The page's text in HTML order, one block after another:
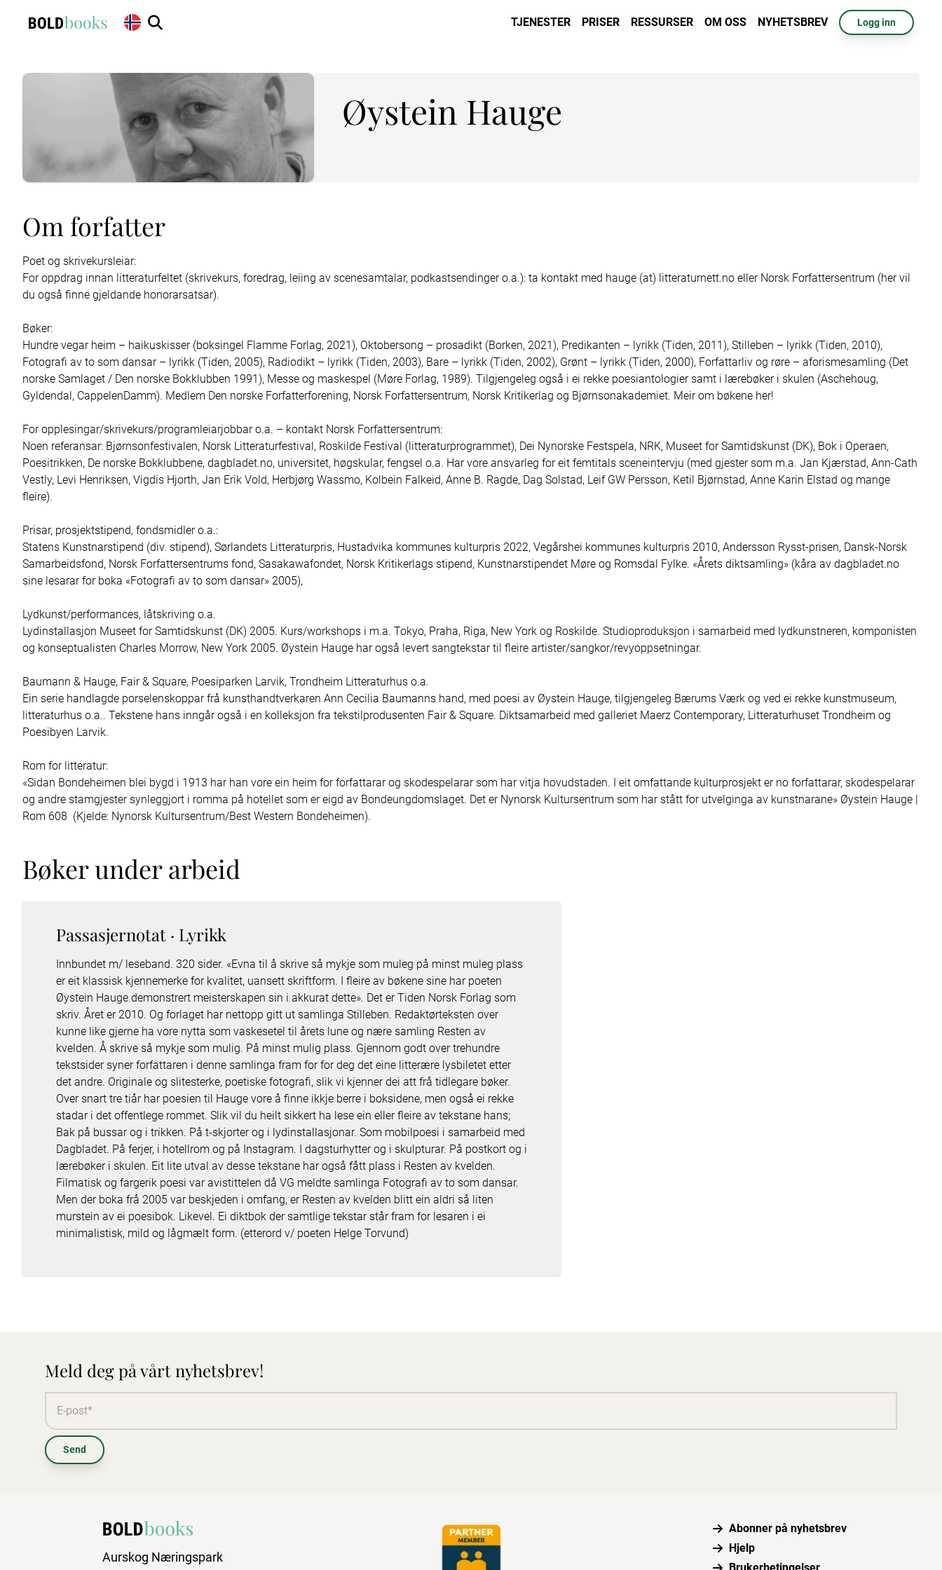
TJENESTER PRISER RESSURSER OM OSS NYHETSBREV Logg inn
Øystein Hauge
Om forfatter
Poet og skrivekursleiar:
For oppdrag innan litteraturfeltet (skrivekurs, foredrag, leiing av scenesamtalar, podkastsendinger o.a.): ta kontakt med hauge (at) litteraturnett.no eller Norsk Forfattersentrum (her vil
du også finne gjeldande honorarsatsar).
Bøker:
Hundre vegar heim – haikuskisser (boksingel Flamme Forlag, 2021), Oktobersong – prosadikt (Borken, 2021), Predikanten – lyrikk (Tiden, 2011), Stilleben – lyrikk (Tiden, 2010),
Fotografi av to som dansar – lyrikk (Tiden, 2005), Radiodikt – lyrikk (Tiden, 2003), Bare – lyrikk (Tiden, 2002), Grønt – lyrikk (Tiden, 2000), Forfattarliv og røre – aforismesamling (Det
norske Samlaget / Den norske Bokklubben 1991), Messe og maskespel (Møre Forlag, 1989). Tilgjengeleg også i ei rekke poesiantologier samt i lærebøker i skulen (Aschehoug,
Gyldendal, CappelenDamm). Medlem Den norske Forfatterforening, Norsk Forfattersentrum, Norsk Kritikerlag og Bjørnsonakademiet. Meir om bøkene her!
For opplesingar/skrivekurs/programleiarjobbar o.a. – kontakt Norsk Forfattersentrum:
Noen referansar: Bjørnsonfestivalen, Norsk Litteraturfestival, Roskilde Festival (litteraturprogrammet), Dei Nynorske Festspela, NRK, Museet for Samtidskunst (DK), Bok i Operaen,
Poesitrikken, De norske Bokklubbene, dagbladet.no, universitet, høgskular, fengsel o.a. Har vore ansvarleg for eit femtitals sceneintervju (med gjester som m.a. Jan Kjærstad, Ann-Cath
Vestly, Levi Henriksen, Vigdis Hjorth, Jan Erik Vold, Herbjørg Wassmo, Kolbein Falkeid, Anne B. Ragde, Dag Solstad, Leif GW Persson, Ketil Bjørnstad, Anne Karin Elstad og mange
fleire).
Prisar, prosjektstipend, fondsmidler o.a.:
Statens Kunstnarstipend (div. stipend), Sørlandets Litteraturpris, Hustadvika kommunes kulturpris 2022, Vegårshei kommunes kulturpris 2010, Andersson Rysst-prisen, Dansk-Norsk
Samarbeidsfond, Norsk Forfattersentrums fond, Sasakawafondet, Norsk Kritikerlags stipend, Kunstnarstipendet Møre og Romsdal Fylke. «Årets diktsamling» (kåra av dagbladet.no
sine lesarar for boka «Fotografi av to som dansar» 2005),
Lydkunst/performances, låtskriving o.a.
Lydinstallasjon Museet for Samtidskunst (DK) 2005. Kurs/workshops i m.a. Tokyo, Praha, Riga, New York og Roskilde. Studioproduksjon i samarbeid med lydkunstneren, komponisten
og konseptualisten Charles Morrow, New York 2005. Øystein Hauge har også levert sangtekstar til fleire artister/sangkor/revyoppsetningar.
Baumann & Hauge, Fair & Square, Poesiparken Larvik, Trondheim Litteraturhus o.a.
Ein serie handlagde porselenskoppar frå kunsthandtverkaren Ann Cecilia Baumanns hand, med poesi av Øystein Hauge, tilgjengeleg Bærums Værk og ved ei rekke kunstmuseum,
litteraturhus o.a.. Tekstene hans inngår også i en kolleksjon fra tekstilprodusenten Fair & Square. Diktsamarbeid med galleriet Maerz Contemporary, Litteraturhuset Trondheim og
Poesibyen Larvik.
Rom for litteratur:
«Sidan Bondeheimen blei bygd i 1913 har han vore ein heim for forfattarar og skodespelarar som har vitja hovudstaden. I eit omfattande kulturprosjekt er no forfattarar, skodespelarar
og andre stamgjester synleggjort i romma på hotellet som er eigd av Bondeungdomslaget. Det er Nynorsk Kultursentrum som har stått for utvelginga av kunstnarane» Øystein Hauge |
Rom 608  (Kjelde: Nynorsk Kultursentrum/Best Western Bondeheimen).
Bøker under arbeid
Passasjernotat · Lyrikk
Innbundet m/ leseband. 320 sider. «Evna til å skrive så mykje som muleg på minst muleg plass
er eit klassisk kjennemerke for kvalitet, uansett skriftform. I fleire av bøkene sine har poeten
Øystein Hauge demonstrert meisterskapen sin i akkurat dette». Det er Tiden Norsk Forlag som
skriv. Året er 2010. Og forlaget har nettopp gitt ut samlinga Stilleben. Redaktørteksten over
kunne like gjerne ha vore nytta som vaskesetel til årets lune og nære samling Resten av
kvelden. Å skrive så mykje som mulig. På minst mulig plass. Gjennom godt over trehundre
tekstsider syner forfattaren i denne samlinga fram for for deg det eine litterære lysbiletet etter
det andre. Originale og slitesterke, poetiske fotografi, slik vi kjenner dei att frå tidlegare bøker.
Over snart tre tiår har poesien til Hauge vore å finne ikkje berre i boksidene, men også ei rekke
stadar i det offentlege rommet. Slik vil du heilt sikkert ha lese ein eller fleire av tekstane hans;
Bak på bussar og i trikken. På t-skjorter og i lydinstallasjonar. Som mobilpoesi i samarbeid med
Dagbladet. På ferjer, i hotellrom og på Instagram. I dagsturhytter og i skulpturar. På postkort og i
lærebøker i skulen. Eit lite utval av desse tekstane har også fått plass i Resten av kvelden.
Filmatisk og fargerik poesi var avistittelen då VG meldte samlinga Fotografi av to som dansar.
Men der boka frå 2005 var beskjeden i omfang, er Resten av kvelden blitt ein aldri så liten
murstein av ei poesibok. Likevel. Ei diktbok der samtlige tekstar står fram for lesaren i ei
minimalistisk, mild og lågmælt form. (etterord v/ poeten Helge Torvund)
Meld deg på vårt nyhetsbrev!
Send
Aurskog Næringspark
Abonner på nyhetsbrev
Hjelp